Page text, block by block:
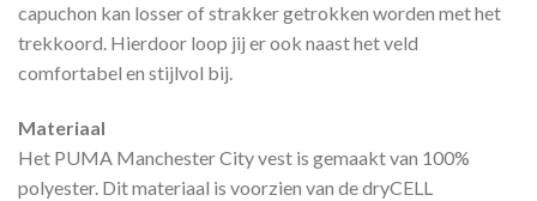
capuchon kan losser of strakker getrokken worden met het
trekkoord. Hierdoor loop jij er ook naast het veld
comfortabel en stijlvol bij.
Materiaal
Het PUMA Manchester City vest is gemaakt van 100%
polyester. Dit materiaal is voorzien van de dryCELL